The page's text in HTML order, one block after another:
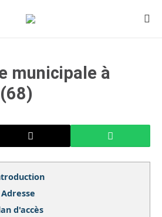
municipale à
Adresse
d'accès